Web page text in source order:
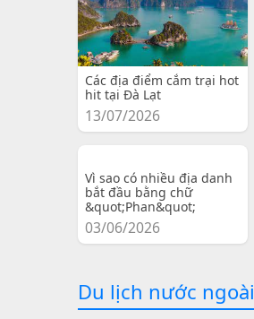
Các địa điểm cắm trại hot
hit tại Đà Lạt
13/07/2026
Vì sao có nhiều địa danh
bắt đầu bằng chữ
&quot;Phan&quot;
03/06/2026
Du lịch nước ngoài